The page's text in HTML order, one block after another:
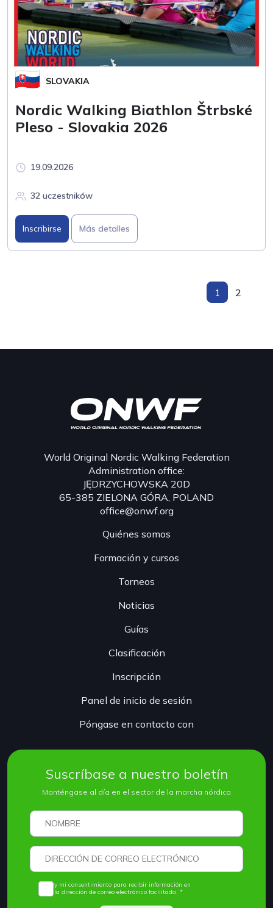
SLOVAKIA
Nordic Walking Biathlon Štrbské
Pleso - Slovakia 2026
19.09.2026
32 uczestników
Inscribirse Más detalles
1 2
World Original Nordic Walking Federation
Administration office:
JĘDRZYCHOWSKA 20D
65-385 ZIELONA GÓRA, POLAND
office@onwf.org
Quiénes somos
Formación y cursos
Torneos
Noticias
Guías
Clasificación
Inscripción
Panel de inicio de sesión
Póngase en contacto con
Suscríbase a nuestro boletín
Manténgase al día en el sector de la marcha nórdica
Doy mi consentimiento para recibir información en
la dirección de correo electrónico facilitada. *